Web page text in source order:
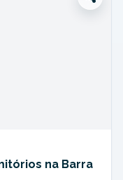
na Barra